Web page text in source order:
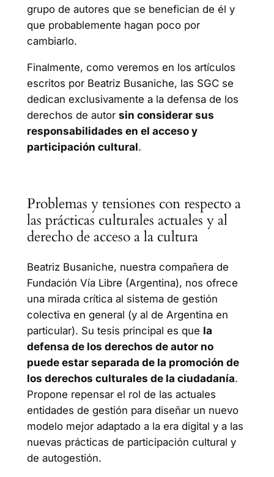
grupo de autores que se benefician de él y
que probablemente hagan poco por
cambiarlo.
Finalmente, como veremos en los artículos
escritos por Beatriz Busaniche, las SGC se
dedican exclusivamente a la defensa de los
derechos de autor sin considerar sus
responsabilidades en el acceso y
participación cultural.
Problemas y tensiones con respecto a
las prácticas culturales actuales y al
derecho de acceso a la cultura
Beatriz Busaniche, nuestra compañera de
Fundación Vía Libre (Argentina), nos ofrece
una mirada crítica al sistema de gestión
colectiva en general (y al de Argentina en
particular). Su tesis principal es que la
defensa de los derechos de autor no
puede estar separada de la promoción de
los derechos culturales de la ciudadanía.
Propone repensar el rol de las actuales
entidades de gestión para diseñar un nuevo
modelo mejor adaptado a la era digital y a las
nuevas prácticas de participación cultural y
de autogestión.